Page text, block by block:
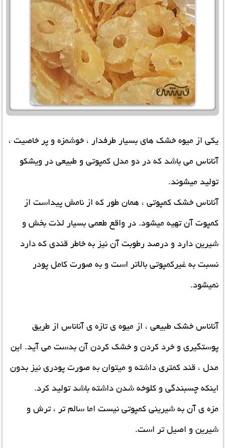
یکی از میوه خشک های بسیار طرفدار ، خوشمزه و پر خاصیت ،
آناناس می باشد که در دو مدل کمپوتی و طبیعی در ویشکو
تولید میشوند.
آناناس خشک کمپوتی ، همان طور که از نامش پیداست از
کمپوت آن تهیه میشود. در واقع طعمی بسیار لذت بخش و
شیرین دارد و درصد رطوبت آن نیز به خاطر قندی که دارد
نسبت به غیرکمپوتی بالاتر است و به صورت کامل پودر
نمیشود.
آناناس خشک طبیعی ، از میوه ی تازه ی آناناس از طریق
پوستگیری و خرد کردن و خشک کردن آن بدست می آید. این
مدل ، قند کمتری داشته و میتوان به صورت پودری نیز بدون
اینکه چسبندگی و کلوخه شدن داشته باشد تولید کرد.
مزه ی آن به شیرینی کمپوتی نیست اما سالم تر ، ترش و
شیرین و اصیل تر است.